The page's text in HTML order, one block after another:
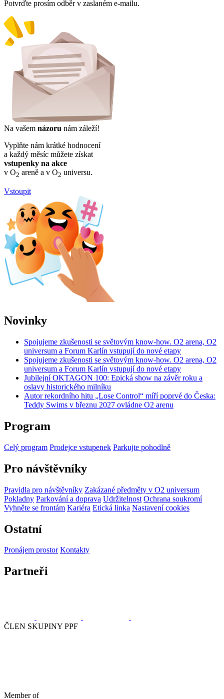
Potvrďte prosím odběr v zaslaném e-mailu.
Na vašem názoru nám záleží!
Vyplňte nám krátké hodnocení
a každý měsíc můžete získat
vstupenky na akce
v O2 areně a v O2 universu.
Vstoupit
Novinky
Spojujeme zkušenosti se světovým know-how. O2 arena, O2
universum a Forum Karlín vstupují do nové etapy
Spojujeme zkušenosti se světovým know-how. O2 arena, O2
universum a Forum Karlín vstupují do nové etapy
Jubilejní OKTAGON 100: Epická show na závěr roku a
oslavy historického milníku
Autor rekordního hitu „Lose Control“ míří poprvé do Česka:
Teddy Swims v březnu 2027 ovládne O2 arenu
Program
Celý program Prodejce vstupenek Parkujte pohodlně
Pro návštěvníky
Pravidla pro návštěvníky Zakázané předměty v O2 universum
Pokladny Parkování a doprava Udržitelnost Ochrana soukromí
Vyhněte se frontám Kariéra Etická linka Nastavení cookies
Ostatní
Pronájem prostor Kontakty
Partneři
ČLEN SKUPINY PPF
Member of